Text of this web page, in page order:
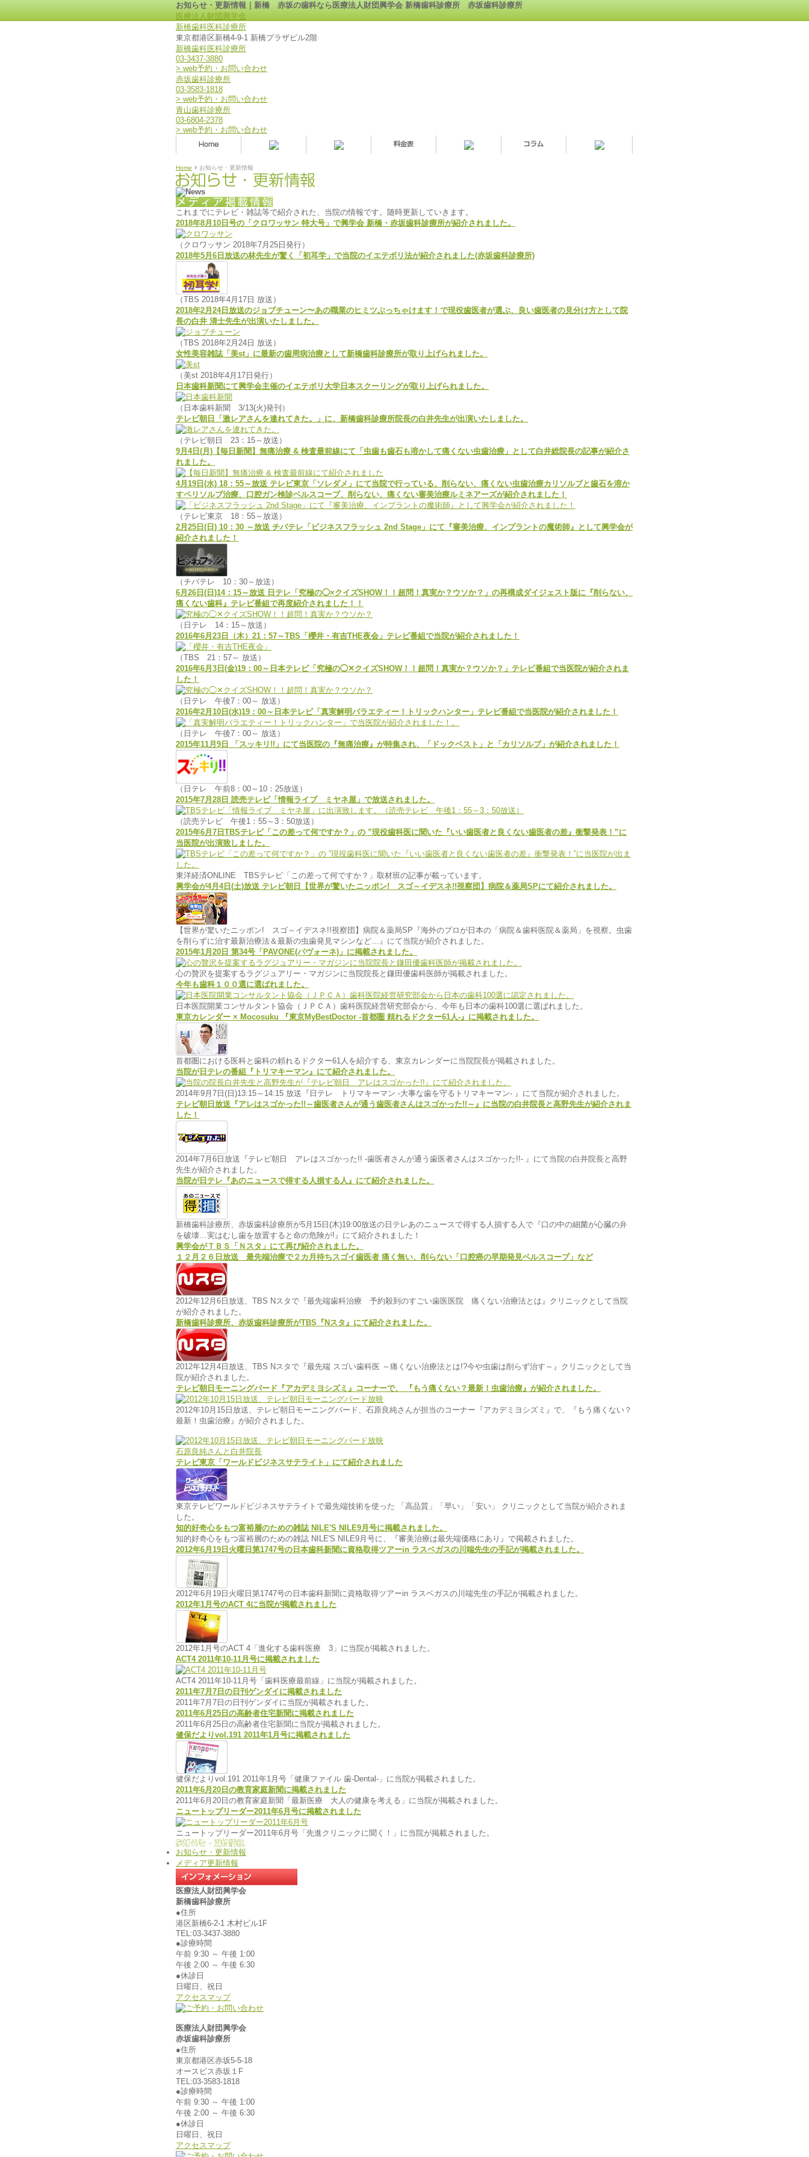
お知らせ・更新情報｜新橋 赤坂の歯科なら医療法人財団興学会 新橋歯科診療所 赤坂歯科診療所
医療法人財団興学会
新橋歯科医科診療所
東京都港区新橋4-9-1 新橋プラザビル2階
新橋歯科医科診療所
03-3437-3880
> web予約・お問い合わせ
赤坂歯科診療所
03-3583-1818
> web予約・お問い合わせ
青山歯科診療所
03-6804-2378
> web予約・お問い合わせ
Home › お知らせ・更新情報
これまでにテレビ・雑誌等で紹介された、当院の情報です。随時更新していきます。
2018年8月10日号の「クロワッサン 特大号」で興学会 新橋・赤坂歯科診療所が紹介されました。
（クロワッサン 2018年7月25日発行）
2018年5月6日放送の林先生が驚く「初耳学」で当院のイエテボリ法が紹介されました(赤坂歯科診療所)
（TBS 2018年4月17日 放送）
2018年2月24日放送のジョブチューン〜あの職業のヒミツぶっちゃけます！で現役歯医者が選ぶ、良い歯医者の見分け方として院
長の白井 清士先生が出演いたしました。
（TBS 2018年2月24日 放送）
女性美容雑誌「美st」に最新の歯周病治療として新橋歯科診療所が取り上げられました。
（美st 2018年4月17日発行）
日本歯科新聞にて興学会主催のイエテボリ大学日本スクーリングが取り上げられました。
（日本歯科新聞 3/13(火)発刊）
テレビ朝日「激レアさんを連れてきた。」に、新橋歯科診療所院長の白井先生が出演いたしました。
（テレビ朝日 23：15～放送）
9月4日(月)【毎日新聞】無痛治療 & 検査最前線にて「虫歯も歯石も溶かして痛くない虫歯治療」として白井総院長の記事が紹介さ
れました。
4月19日(水) 18：55～放送 テレビ東京「ソレダメ」にて当院で行っている、削らない、痛くない虫歯治療カリソルブと歯石を溶か
すペリソルブ治療、口腔ガン検診ベルスコープ、削らない、痛くない審美治療ルミネアーズが紹介されました！
（テレビ東京 18：55～放送）
2月25日(日) 10：30 ～放送 チバテレ「ビジネスフラッシュ 2nd Stage」にて『審美治療、インプラントの魔術師』として興学会が
紹介されました！
（チバテレ 10：30～放送）
6月26日(日)14：15～放送 日テレ「究極の◯×クイズSHOW！！超問！真実か？ウソか？」の再構成ダイジェスト版に『削らない、
痛くない歯科』テレビ番組で再度紹介されました！！
（日テレ 14：15～放送）
2016年6月23日（木）21：57～TBS「櫻井・有吉THE夜会」テレビ番組で当院が紹介されました！
（TBS 21：57～ 放送）
2016年6月3日(金)19：00～日本テレビ「究極の◯✕クイズSHOW！！超問！真実か？ウソか？」テレビ番組で当医院が紹介されま
した！
（日テレ 午後7：00～ 放送）
2016年2月10日(水)19：00～日本テレビ「真実解明バラエティー！トリックハンター」テレビ番組で当医院が紹介されました！
（日テレ 午後7：00～ 放送）
2015年11月9日 「スッキリ!!」にて当医院の『無痛治療』が特集され、「ドックベスト」と「カリソルブ」が紹介されました！
（日テレ 午前8：00～10：25放送）
2015年7月28日 読売テレビ「情報ライブ ミヤネ屋」で放送されました。
（読売テレビ 午後1：55～3：50放送）
2015年6月7日TBSテレビ「この差って何ですか？」の ”現役歯科医に聞いた『いい歯医者と良くない歯医者の差』衝撃発表！”に
当医院が出演致しました。
東洋経済ONLINE TBSテレビ「この差って何ですか？」取材班の記事が載っています。
興学会が4月4日(土)放送 テレビ朝日【世界が驚いたニッポン! スゴ～イデスネ!!視察団】病院＆薬局SPにて紹介されました。
【世界が驚いたニッポン! スゴ～イデスネ!!視察団】病院＆薬局SP『海外のプロが日本の「病院＆歯科医院＆薬局」を視察。虫歯
を削らずに治す最新治療法＆最新の虫歯発見マシンなど…』にて当院が紹介されました。
2015年1月20日 第34号「PAVONE(パヴォーネ)」に掲載されました。
心の贅沢を提案するラグジュアリー・マガジンに当院院長と鎌田優歯科医師が掲載されました。
今年も歯科１００選に選ばれました。
日本医院開業コンサルタント協会（ＪＰＣＡ）歯科医院経営研究部会から、今年も日本の歯科100選に選ばれました。
東京カレンダー × Mocosuku 『東京MyBestDoctor -首都圏 頼れるドクター61人-』に掲載されました。
首都圏における医科と歯科の頼れるドクター61人を紹介する、東京カレンダーに当院院長が掲載されました。
当院が日テレの番組『トリマキーマン』にて紹介されました。
2014年9月7日(日)13:15～14:15 放送『日テレ トリマキーマン -大事な歯を守るトリマキーマン- 』にて当院が紹介されました。
テレビ朝日放送『アレはスゴかった!!～歯医者さんが通う歯医者さんはスゴかった!!～』に当院の白井院長と高野先生が紹介されま
した！
2014年7月6日放送『テレビ朝日 アレはスゴかった!! -歯医者さんが通う歯医者さんはスゴかった!!- 』にて当院の白井院長と高野
先生が紹介されました。
当院が日テレ『あのニュースで得する人損する人』にて紹介されました。
新橋歯科診療所、赤坂歯科診療所が5月15日(木)19:00放送の日テレあのニュースで得する人損する人で『口の中の細菌が心臓の弁
を破壊…実はむし歯を放置すると命の危険が!』にて紹介されました！
興学会がＴＢＳ「Ｎスタ」にて再び紹介されました。
１２月２６日放送 最先端治療で２カ月待ちスゴイ歯医者 痛く無い、削らない 「口腔癌の早期発見ベルスコープ」など
2012年12月6日放送、TBS Nスタで『最先端歯科治療 予約殺到のすごい歯医医院 痛くない治療法とは』クリニックとして当院
が紹介されました。
新橋歯科診療所、赤坂歯科診療所がTBS『Nスタ』にて紹介されました。
2012年12月4日放送、TBS Nスタで『最先端 スゴい歯科医 ～痛くない治療法とは!?今や虫歯は削らず治す～』クリニックとして当
院が紹介されました。
テレビ朝日モーニングバード『アカデミヨシズミ』コーナーで、 『もう痛くない？最新！虫歯治療』が紹介されました。
2012年10月15日放送、テレビ朝日モーニングバード、石原良純さんが担当のコーナー『アカデミヨシズミ』で、『もう痛くない？
最新！虫歯治療』が紹介されました。
石原良純さんと白井院長
テレビ東京「ワールドビジネスサテライト」にて紹介されました
東京テレビワールドビジネスサテライトで最先端技術を使った 「高品質」「早い」「安い」 クリニックとして当院が紹介されま
した。
知的好奇心をもつ富裕層のための雑誌 NILE'S NILE9月号に掲載されました。
知的好奇心をもつ富裕層のための雑誌 NILE'S NILE9月号に、『審美治療は最先端価格にあり』で掲載されました。
2012年6月19日火曜日第1747号の日本歯科新聞に資格取得ツアーin ラスベガスの川端先生の手記が掲載されました。
2012年6月19日火曜日第1747号の日本歯科新聞に資格取得ツアーin ラスベガスの川端先生の手記が掲載されました。
2012年1月号のACT 4に当院が掲載されました
2012年1月号のACT 4「進化する歯科医療 3」に当院が掲載されました。
ACT4 2011年10-11月号に掲載されました
ACT4 2011年10-11月号「歯科医療最前線」に当院が掲載されました。
2011年7月7日の日刊ゲンダイに掲載されました
2011年7月7日の日刊ゲンダイに当院が掲載されました。
2011年6月25日の高齢者住宅新聞に掲載されました
2011年6月25日の高齢者住宅新聞に当院が掲載されました。
健保だよりvol.191 2011年1月号に掲載されました
健保だよりvol.191 2011年1月号「健康ファイル 歯-Dental-」に当院が掲載されました。
2011年6月20日の教育家庭新聞に掲載されました
2011年6月20日の教育家庭新聞「最新医療 大人の健康を考える」に当院が掲載されました。
ニュートップリーダー2011年6月号に掲載されました
ニュートップリーダー2011年6月号「先進クリニックに聞く！」に当院が掲載されました。
お知らせ・更新情報
メディア更新情報
医療法人財団興学会
新橋歯科診療所
●住所
港区新橋6-2-1 木村ビル1F
TEL:03-3437-3880
●診療時間
午前 9:30 ～ 午後 1:00
午後 2:00 ～ 午後 6:30
●休診日
日曜日、祝日
アクセスマップ
医療法人財団興学会
赤坂歯科診療所
●住所
東京都港区赤坂5-5-18
オースピス赤坂１F
TEL:03-3583-1818
●診療時間
午前 9:30 ～ 午後 1:00
午後 2:00 ～ 午後 6:30
●休診日
日曜日、祝日
アクセスマップ